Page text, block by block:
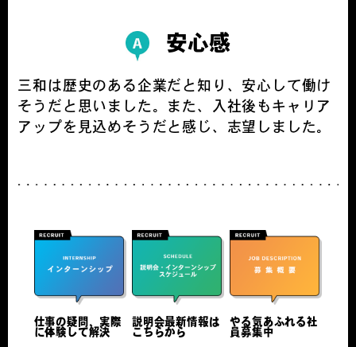
安心感
三和は歴史のある企業だと知り、安心して働け
そうだと思いました。また、入社後もキャリア
アップを見込めそうだと感じ、志望しました。
仕事の疑問、実際
に体験して解決
説明会最新情報は
こちらから
やる気あふれる社
員募集中